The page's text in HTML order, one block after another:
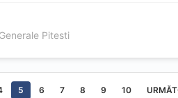
Pitesti
5 6 7 8 9 10